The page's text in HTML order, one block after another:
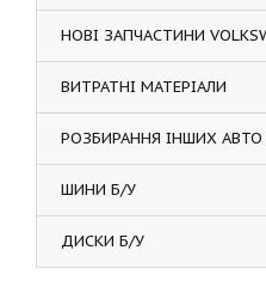
НОВІ ЗАПЧАСТИНИ
ВИТРАТНІ МАТЕРІАЛИ
РОЗБИРАННЯ ІНШИХ АВТО
ШИНИ Б/У
ДИСКИ Б/У